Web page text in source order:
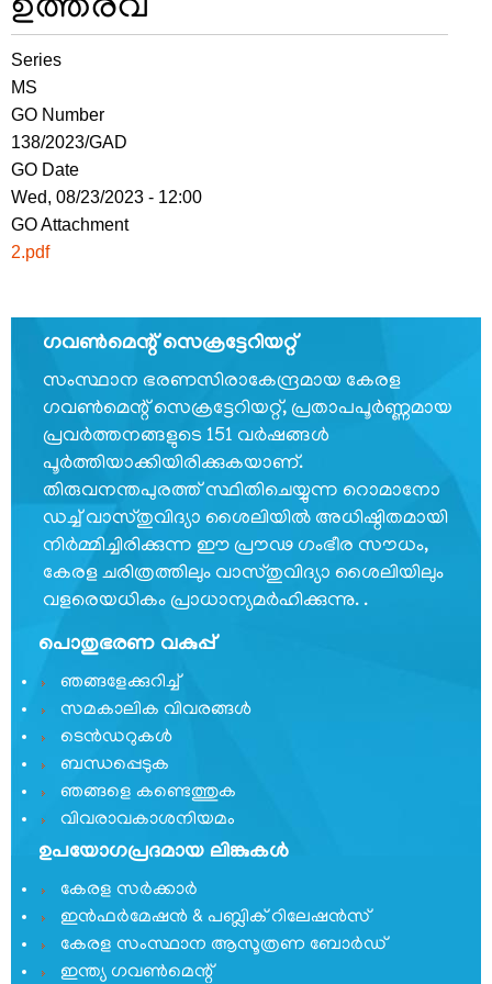
FOOTER
ബാധ്യതാനിരാകരണം
സ്വകാര്യതാനയം
വ്യവസ്ഥകളും
നിബന്ധനകളും
ഞങ്ങളേക്കുറിച്ച്
കാര്യനിർവഹണചട്ടങ്ങൾ
ഓർഡർ
ഓഫ്
പ്രെസിഡൻസ്
പ്രധാന
വ്യക്തികള്‍
സംഘടനാ
ഘടന
വിഭാഗങ്ങൾ
സ്വതന്ത്ര
സൈനിക്
സമ്മാന്‍
യോജന
കേരള
സ്വാതന്ത്ര്യ
സമരസേനാനി
പെന്‍ഷന്‍
പദ്ധതി
മറ്റ്
ഉത്തരവ്
Series
MS
GO Number
138/2023/GAD
GO Date
Wed, 08/23/2023 - 12:00
GO Attachment
2.pdf
ഗവണ്‍മെന്റ് സെക്രട്ടേറിയറ്റ്
സംസ്ഥാന ഭരണസിരാകേന്ദ്രമായ കേരള
ഗവണ്‍മെന്റ് സെക്രട്ടേറിയറ്റ്, പ്രതാപപൂര്‍ണ്ണമായ
പ്രവര്‍ത്തനങ്ങളുടെ 151 വര്‍ഷങ്ങള്‍
പൂര്‍ത്തിയാക്കിയിരിക്കുകയാണ്.
തിരുവനന്തപുരത്ത് സ്ഥിതിചെയ്യുന്ന റൊമാനോ
ഡച്ച് വാസ്തുവിദ്യാ ശൈലിയില്‍ അധിഷ്ഠിതമായി
നിര്‍മ്മിച്ചിരിക്കുന്ന ഈ പ്രൗഢ ഗംഭീര സൗധം,
കേരള ചരിത്രത്തിലും വാസ്തുവിദ്യാ ശൈലിയിലും
വളരെയധികം പ്രാധാന്യമര്‍ഹിക്കുന്നു. .
പൊതുഭരണ വകുപ്പ്
ഞങ്ങളേക്കുറിച്ച്
സമകാലിക വിവരങ്ങൾ
ടെൻഡറുകൾ
ബന്ധപ്പെടുക
ഞങ്ങളെ കണ്ടെത്തുക
വിവരാവകാശനിയമം
ഉപയോഗപ്രദമായ ലിങ്കുകൾ
കേരള സർക്കാർ
ഇൻഫർമേഷൻ & പബ്ലിക് റിലേഷൻസ്
കേരള സംസ്ഥാന ആസൂത്രണ ബോർഡ്
ഇന്ത്യ ഗവണ്‍മെന്റ്